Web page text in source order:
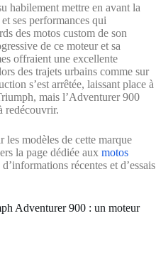
habilement mettre en avant la
ses performances qui
des motos custom de son
de ce moteur et sa
offraient une excellente
des trajets urbains comme sur
s’est arrêtée, laissant place à
mais l’Adventurer 900
redécouvrir.
modèles de cette marque
la page dédiée aux motos
récentes et d’essais
Adventurer 900 : un moteur